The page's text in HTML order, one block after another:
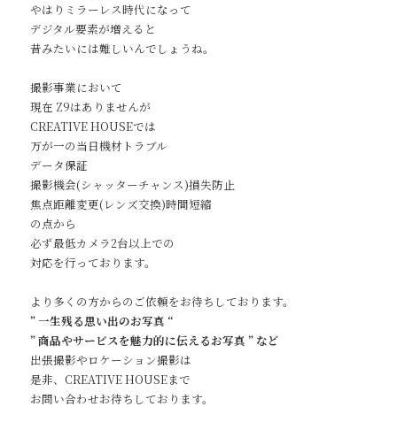
Service
Reservation
公式アプリ
やはりミラーレス時代になって
デジタル要素が増えると
昔みたいには難しいんでしょうね。
撮影事業において
現在 Z9はありませんが
CREATIVE HOUSEでは
万が一の当日機材トラブル
データ保証
撮影機会(シャッターチャンス)損失防止
焦点距離変更(レンズ交換)時間短縮
の点から
必ず最低カメラ2台以上での
対応を行っております。
より多くの方からのご依頼をお待ちしております。
” 一生残る思い出のお写真 “
” 商品やサービスを魅力的に伝えるお写真 ” など
出張撮影やロケーション撮影は
是非、CREATIVE HOUSEまで
お問い合わせお待ちしております。